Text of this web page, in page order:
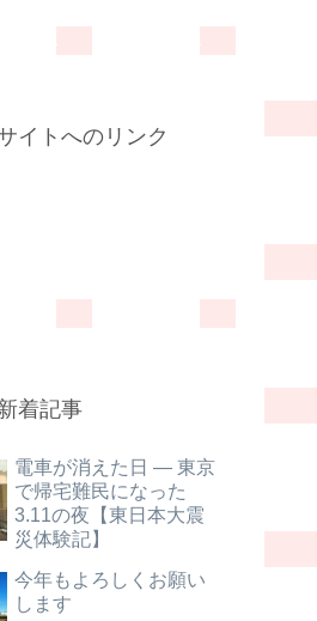
イトへのリンク
着記事
電車が消えた日 ― 東京
で帰宅難民になった
3.11の夜【東日本大震
災体験記】
今年もよろしくお願い
します